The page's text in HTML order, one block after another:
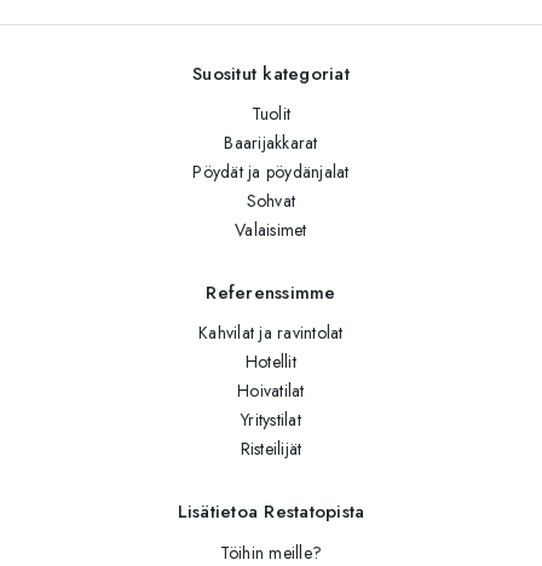
Suositut kategoriat
Tuolit
Baarijakkarat
Pöydät ja pöydänjalat
Sohvat
Valaisimet
Referenssimme
Kahvilat ja ravintolat
Hotellit
Hoivatilat
Yritystilat
Risteilijät
Lisätietoa Restatopista
Töihin meille?